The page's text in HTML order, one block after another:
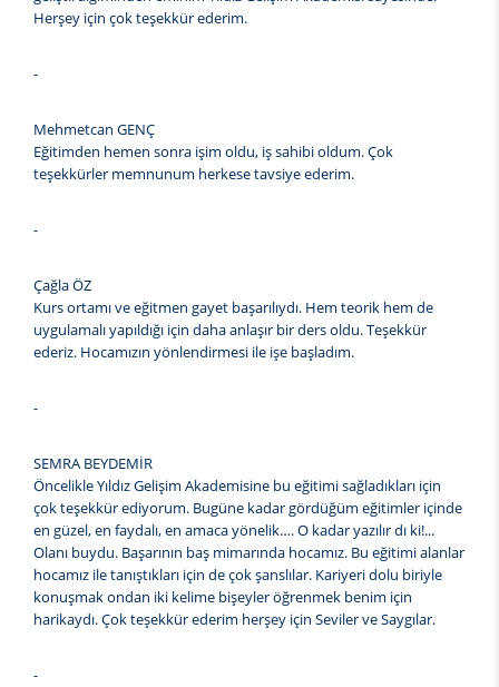
Herşey için çok teşekkür ederim.
-
Mehmetcan GENÇ
Eğitimden hemen sonra işim oldu, iş sahibi oldum. Çok
teşekkürler memnunum herkese tavsiye ederim.
-
Çağla ÖZ
Kurs ortamı ve eğitmen gayet başarılıydı. Hem teorik hem de
uygulamalı yapıldığı için daha anlaşır bir ders oldu. Teşekkür
ederiz. Hocamızın yönlendirmesi ile işe başladım.
-
SEMRA BEYDEMİR
Öncelikle Yıldız Gelişim Akademisine bu eğitimi sağladıkları için
çok teşekkür ediyorum. Bugüne kadar gördüğüm eğitimler içinde
en güzel, en faydalı, en amaca yönelik…. O kadar yazılır dı ki!...
Olanı buydu. Başarının baş mimarında hocamız. Bu eğitimi alanlar
hocamız ile tanıştıkları için de çok şanslılar. Kariyeri dolu biriyle
konuşmak ondan iki kelime bişeyler öğrenmek benim için
harikaydı. Çok teşekkür ederim herşey için Seviler ve Saygılar.
-